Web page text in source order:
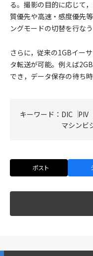
る。撮影の目的に応じて
質優先や高速・感度優先
ングモードの切替を行な
さらに，従来の1GBイー
タ転送が可能。例えば
でき，データ保存の待ち
キーワード： DIC PIV
マシンビ
ポスト